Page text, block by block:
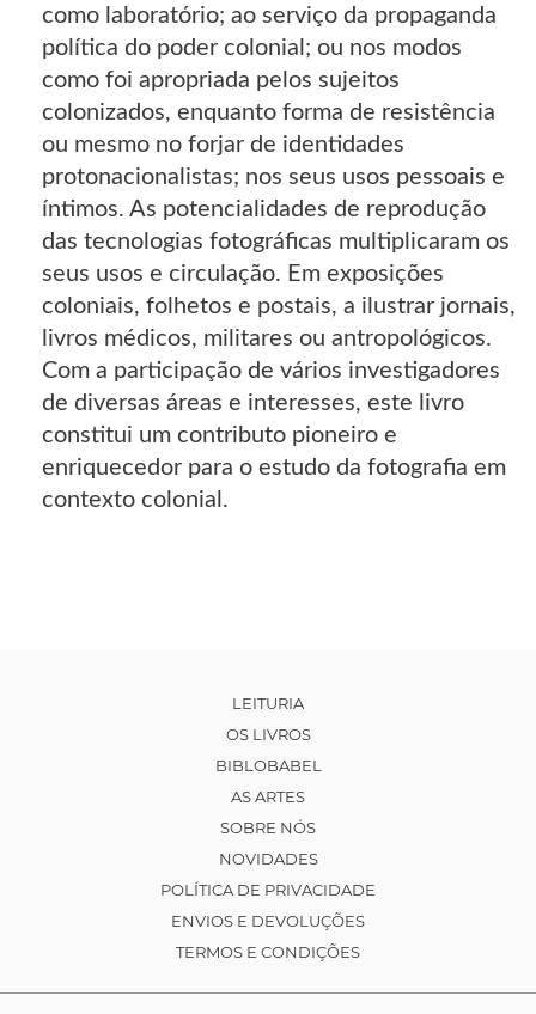
como laboratório; ao serviço da propaganda
política do poder colonial; ou nos modos
como foi apropriada pelos sujeitos
colonizados, enquanto forma de resistência
ou mesmo no forjar de identidades
protonacionalistas; nos seus usos pessoais e
íntimos. As potencialidades de reprodução
das tecnologias fotográficas multiplicaram os
seus usos e circulação. Em exposições
coloniais, folhetos e postais, a ilustrar jornais,
livros médicos, militares ou antropológicos.
Com a participação de vários investigadores
de diversas áreas e interesses, este livro
constitui um contributo pioneiro e
enriquecedor para o estudo da fotografia em
contexto colonial.
LEITURIA
OS LIVROS
BIBLOBABEL
AS ARTES
SOBRE NÓS
NOVIDADES
POLÍTICA DE PRIVACIDADE
ENVIOS E DEVOLUÇÕES
TERMOS E CONDIÇÕES